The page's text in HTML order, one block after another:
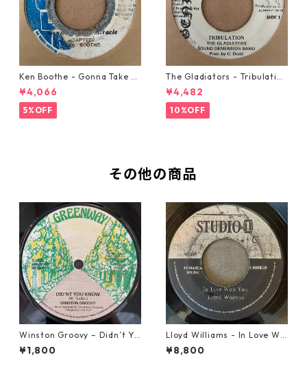
Ken Boothe - Gonna Take A
Miracle【7-21362】
¥4,066
5%OFF
The Gladiators - Tribulation
【7-21365】
¥4,482
10%OFF
その他の商品
Winston Groovy – Didn’t Yo
u Know【7-21811】
¥1,800
Lloyd Williams - In Love Wit
h You【7-21917】
¥8,800